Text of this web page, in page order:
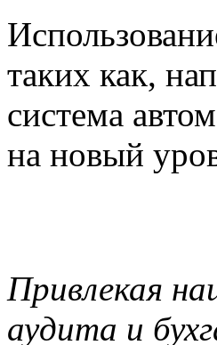
таких как,
система
на новый
Привлекая
аудита и